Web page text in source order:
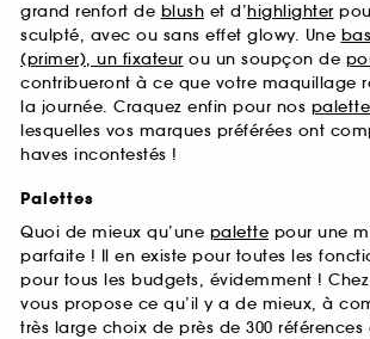
grand renfort de blush et d’highlighter
sculpté, avec ou sans effet glowy. Une
(primer), un fixateur ou un soupçon de
contribueront à ce que votre maquillage
la journée. Craquez enfin pour nos
lesquelles vos marques préférées ont
haves incontestés !
Palettes
Quoi de mieux qu’une palette pour une
parfaite ! Il en existe pour toutes les
pour tous les budgets, évidemment !
vous propose ce qu’il y a de mieux, à
très large choix de près de 300 références